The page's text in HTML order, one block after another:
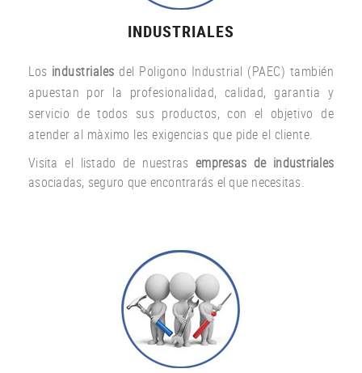
INDUSTRIALES
Los industriales del Poligono Industrial (PAEC) también
apuestan por la profesionalidad, calidad, garantia y
servicio de todos sus productos, con el objetivo de
atender al màximo les exigencias que pide el cliente.
Visita el listado de nuestras empresas de industriales
asociadas, seguro que encontrarás el que necesitas.